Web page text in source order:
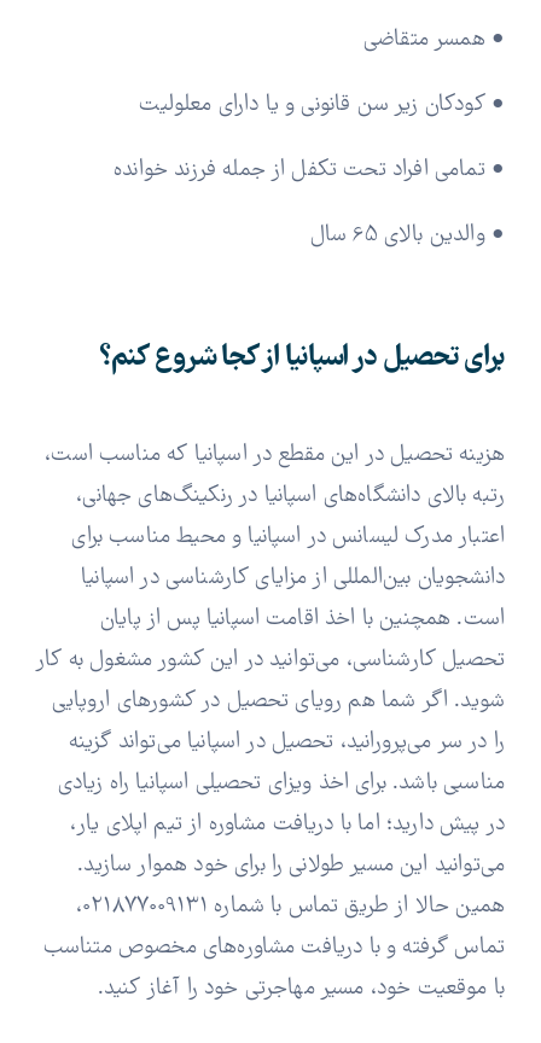
• همسر متقاضی
• کودکان زیر سن قانونی و یا دارای معلولیت
• تمامی افراد تحت تکفل از جمله فرزند خوانده
• والدین بالای 65 سال
برای تحصیل در اسپانیا از کجا شروع کنم؟
هزینه تحصیل در این مقطع در اسپانیا که مناسب است،
رتبه بالای دانشگاه‌های اسپانیا در رنکینگ‌های جهانی،
اعتبار مدرک لیسانس در اسپانیا و محیط مناسب برای
دانشجویان بین‌المللی از مزایای کارشناسی در اسپانیا
است. همچنین با اخذ اقامت اسپانیا پس از پایان
تحصیل کارشناسی، می‌توانید در این کشور مشغول به کار
شوید. اگر شما هم رویای تحصیل در کشورهای اروپایی
را در سر می‌پرورانید، تحصیل در اسپانیا می‌تواند گزینه
مناسبی باشد. برای اخذ ویزای تحصیلی اسپانیا راه زیادی
در پیش دارید؛ اما با دریافت مشاوره از تیم اپلای یار،
می‌توانید این مسیر طولانی را برای خود هموار سازید.
همین حالا از طریق تماس با شماره 021877009131،
تماس گرفته و با دریافت مشاوره‌های مخصوص متناسب
با موقعیت خود، مسیر مهاجرتی خود را آغاز کنید.